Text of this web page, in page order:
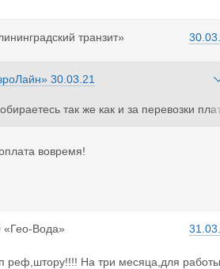
транзит»
30.03.21
так же как и за перевозки
вовремя!
Вода»
реф,штору!!!! На три месяца,для работы